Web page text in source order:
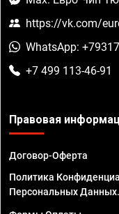
https://vk.com/
WhatsApp:
+7 499 113-46-91
Правовая
Договор-Оферта
Политика
Персональных Данных.